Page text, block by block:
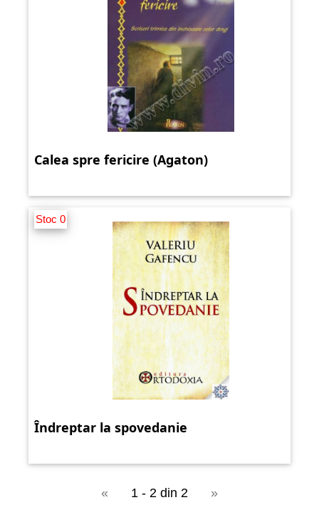
Calea spre fericire (Agaton)
Stoc 0
Îndreptar la spovedanie
« 1 - 2 din 2 »